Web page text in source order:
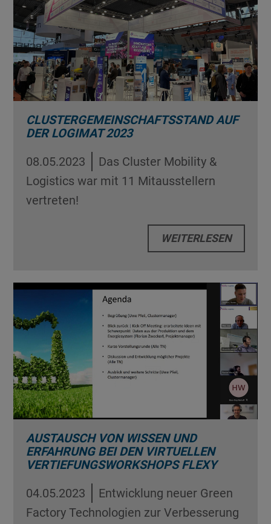
CLUSTERGEMEINSCHAFTSSTAND AUF
DER LOGIMAT 2023
08.05.2023
Das Cluster Mobility &
Logistics war mit 11 Mitausstellern
vertreten!
WEITERLESEN
AUSTAUSCH VON WISSEN UND
ERFAHRUNG BEI DEN VIRTUELLEN
VERTIEFUNGSWORKSHOPS FLEXY
04.05.2023
Entwicklung neuer Green
Factory Technologien zur Verbesserung